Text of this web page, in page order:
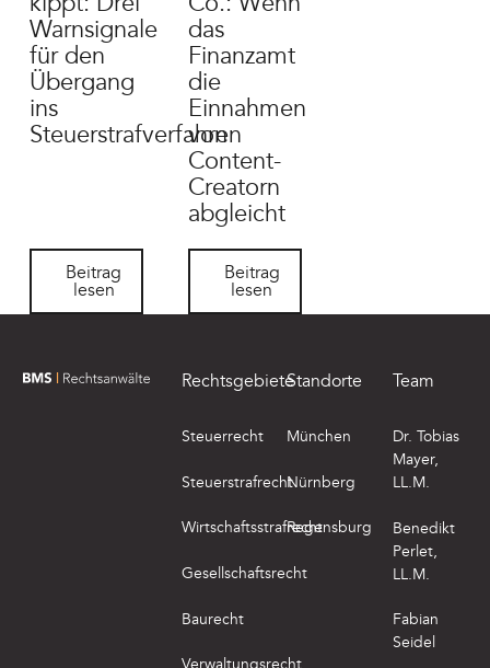
Warnsignale
für den
Übergang
ins
Steuerstrafverfahren
Beitrag lesen
Beitrag
lesen
das
Finanzamt
die
Einnahmen
von
Content-
Creatorn
abgleicht
Beitrag lesen
Beitrag
lesen
zur Startseite von BMS Rechtsanwälte
Rechtsgebiete
Steuerrecht
Steuerstrafrecht
Wirtschaftsstrafrecht
Gesellschaftsrecht
Baurecht
Standorte
München
Nürnberg
Regensburg
Team
Dr. Tobias
Mayer,
LL.M.
Benedikt
Perlet,
LL.M.
Fabian
Seidel